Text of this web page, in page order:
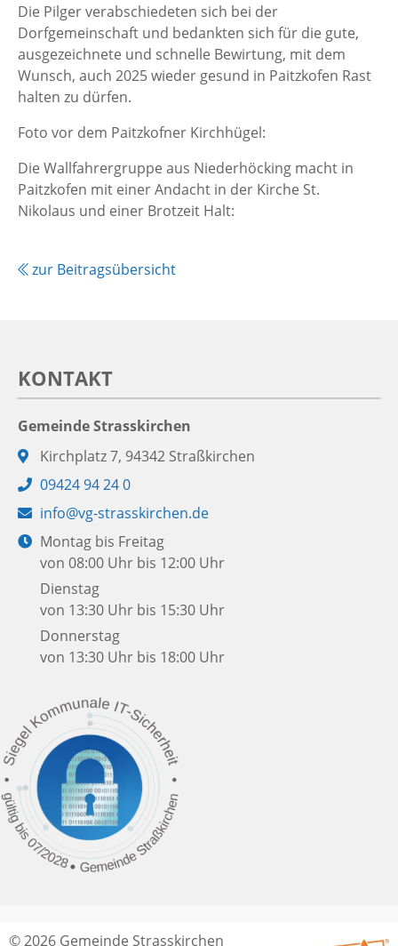
Die Pilger verabschiedeten sich bei der
Dorfgemeinschaft und bedankten sich für die gute,
ausgezeichnete und schnelle Bewirtung, mit dem
Wunsch, auch 2025 wieder gesund in Paitzkofen Rast
halten zu dürfen.
Foto vor dem Paitzkofner Kirchhügel:
Die Wallfahrergruppe aus Niederhöcking macht in
Paitzkofen mit einer Andacht in der Kirche St.
Nikolaus und einer Brotzeit Halt:
zur Beitragsübersicht
KONTAKT
Gemeinde Strasskirchen
Adresse:
Kirchplatz 7, 94342 Straßkirchen
Telefon:
09424 94 24 0
E-
Mail:
info@vg-strasskirchen.de
Öffnungszeiten:
Montag bis Freitag
von 08:00 Uhr bis 12:00 Uhr
Dienstag
von 13:30 Uhr bis 15:30 Uhr
Donnerstag
von 13:30 Uhr bis 18:00 Uhr
© 2026 Gemeinde Strasskirchen